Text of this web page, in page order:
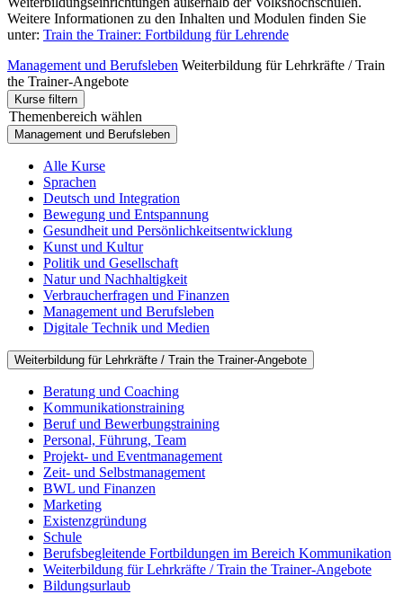
Weitere Informationen zu den Inhalten und Modulen finden Sie
unter: Train the Trainer: Fortbildung für Lehrende
Management und Berufsleben Weiterbildung für Lehrkräfte / Train
the Trainer-Angebote
Kurse filtern
Themenbereich wählen
Management und Berufsleben
Alle Kurse
Sprachen
Deutsch und Integration
Bewegung und Entspannung
Gesundheit und Persönlichkeitsentwicklung
Kunst und Kultur
Politik und Gesellschaft
Natur und Nachhaltigkeit
Verbraucherfragen und Finanzen
Management und Berufsleben
Digitale Technik und Medien
Weiterbildung für Lehrkräfte / Train the Trainer-Angebote
Beratung und Coaching
Kommunikationstraining
Beruf und Bewerbungstraining
Personal, Führung, Team
Projekt- und Eventmanagement
Zeit- und Selbstmanagement
BWL und Finanzen
Marketing
Existenzgründung
Schule
Berufsbegleitende Fortbildungen im Bereich Kommunikation
Weiterbildung für Lehrkräfte / Train the Trainer-Angebote
Bildungsurlaub